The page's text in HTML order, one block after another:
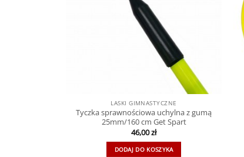
LASKI GIMNASTYCZNE
Tyczka sprawnościowa uchylna z gumą
25mm/160 cm Get Spart
46,00zł
DODAJ DO KOSZYKA